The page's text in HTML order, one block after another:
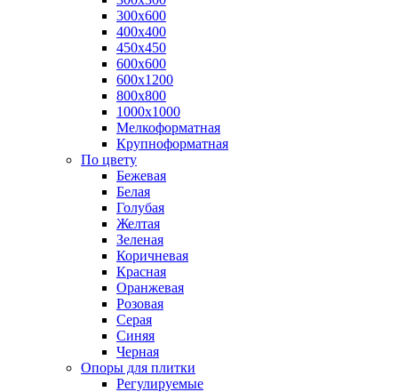
300х600
400х400
450х450
600х600
600х1200
800х800
1000х1000
Мелкоформатная
Крупноформатная
По цвету
Бежевая
Белая
Голубая
Желтая
Зеленая
Коричневая
Красная
Оранжевая
Розовая
Серая
Синяя
Черная
Опоры для плитки
Регулируемые